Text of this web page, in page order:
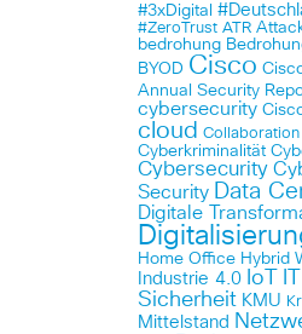
#3xDigital
#ZeroTrust ATR
bedrohung
BYOD Cisco
Annual Security
cybersecurity
cloud Collaboration
Cyberkriminalität
Cybersecurity
Security Data
Digitale
Home Office Hybrid
Industrie 4.0 IoT
Sicherheit KMU
Mittelstand